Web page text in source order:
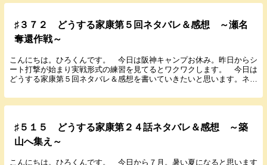
♯３７２ どうする家康第５回ネタバレ＆感想 ～瀬名
奪還作戦～
こんにちは。ひろくんです。 今日は阪神キャンプお休み。昨日からシ
ート打撃が始まり実戦形式の練習を見てるとワクワクします。 今日は
どうする家康第５回ネタバレ＆感想を書いていきたいと思います。ネタ
♯５１５ どうする家康第２４話ネタバレ＆感想 ～築
山へ集え～
こんにちは。ひろくんです。 今日から７月。暑い夏になると思います